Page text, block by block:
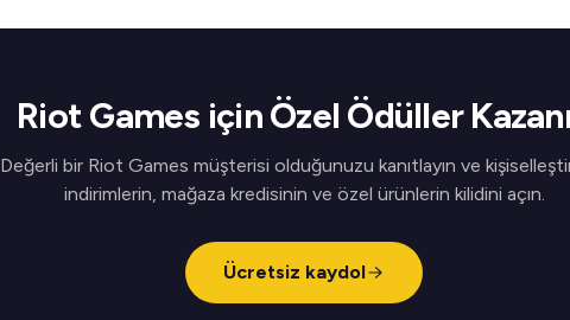
Riot Games için Özel Ödüller
Değerli bir Riot Games müşterisi olduğunuzu kanıtlayın ve
indirimlerin, mağaza kredisinin ve özel ürünlerin kilidini açın.
Ücretsiz kaydol